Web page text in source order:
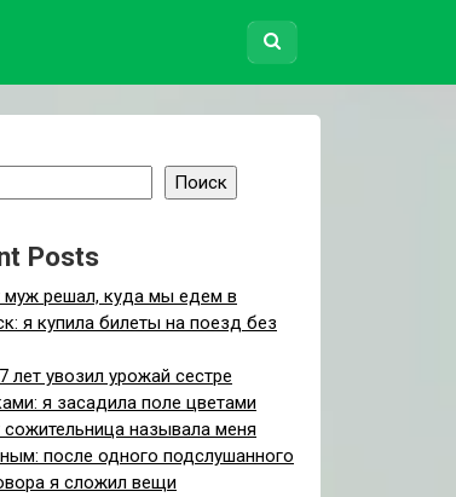
Поиск
Posts
муж решал, куда мы едем в
я купила билеты на поезд без
лет увозил урожай сестре
я засадила поле цветами
сожительница называла меня
после одного подслушанного
я сложил вещи